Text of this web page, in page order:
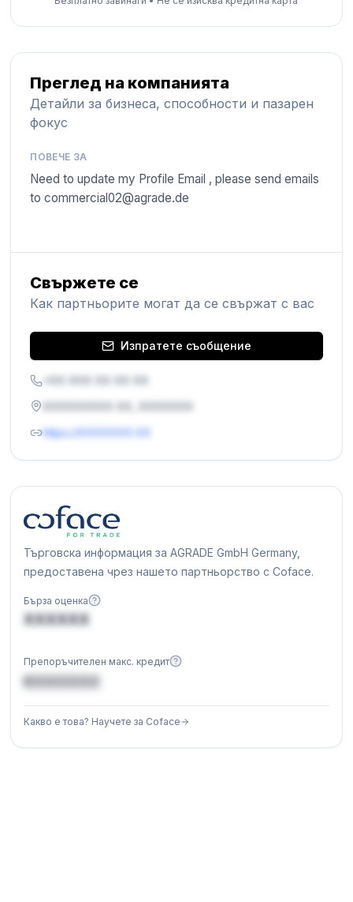
Преглед на компанията
Детайли за бизнеса, способности и пазарен
фокус
ПОВЕЧЕ ЗА
Need to update my Profile Email , please send emails
tocommercial02@agrade.de
Свържете се
Как партньорите могат да се свържат с вас
Изпратете съобщение
https://XXXXXXX.XX
Търговска информация за AGRADE GmbH Germany,
предоставена чрез нашето партньорство с Coface.
Бърза оценка
XXXXXX
Препоръчителен макс. кредит
€XXXXXX
Какво е това? Научете за Coface